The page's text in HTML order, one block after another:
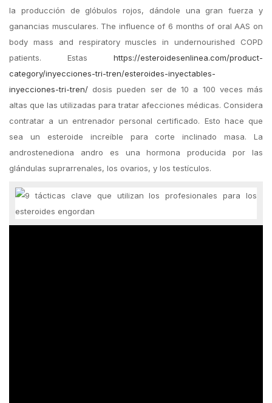
la producción de glóbulos rojos, dándole una gran fuerza y
ganancias musculares. The influence of 6 months of oral AAS on
body mass and respiratory muscles in undernourished COPD
patients. Estas https://esteroidesenlinea.com/product-
category/inyecciones-tri-tren/esteroides-inyectables-
inyecciones-tri-tren/ dosis pueden ser de 10 a 100 veces más
altas que las utilizadas para tratar afecciones médicas. Considera
contratar a un entrenador personal certificado. Esto hace que
sea un esteroide increíble para corte inclinado masa. La
androstenediona andro es una hormona producida por las
glándulas suprarrenales, los ovarios, y los testículos.